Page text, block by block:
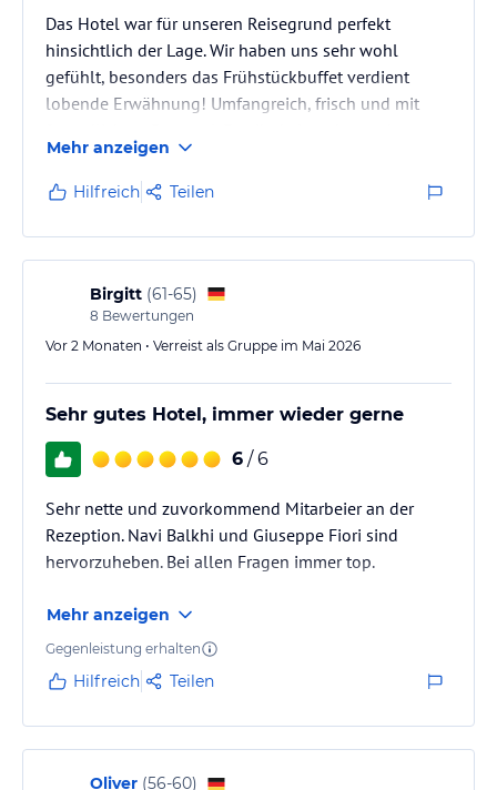
Das Hotel war für unseren Reisegrund perfekt
hinsichtlich der Lage. Wir haben uns sehr wohl
gefühlt, besonders das Frühstückbuffet verdient
lobende Erwähnung! Umfangreich, frisch und mit
Luxus, aber alles war sauber, praktisch und
funktionierte tadellos. Insgesamt empfehlenswert mit
gutem Preis-Leistungsverhältnis.
Mehr anzeigen
Hilfreich Teilen
Birgitt (61-65)
8 Bewertungen
Vor 2 Monaten • Verreist als Gruppe im Mai 2026
Sehr gutes Hotel, immer wieder gerne
6 / 6
Sehr nette und zuvorkommend Mitarbeier an der
Rezeption. Navi Balkhi und Giuseppe Fiori sind
hervorzuheben. Bei allen Fragen immer top.
Mehr anzeigen
Gegenleistung erhalten
Hilfreich Teilen
Oliver (56-60)